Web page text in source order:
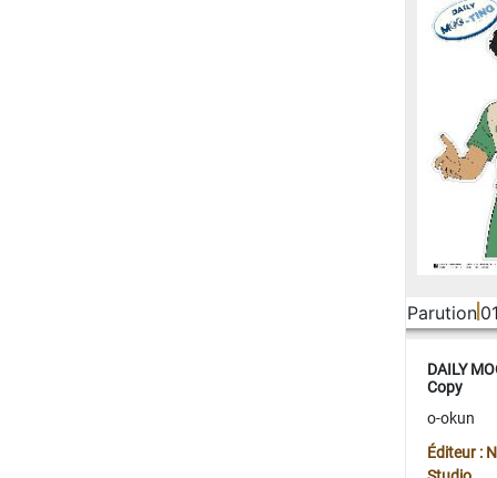
Parution
DAILY
Copy
o-okun
Éditeur :